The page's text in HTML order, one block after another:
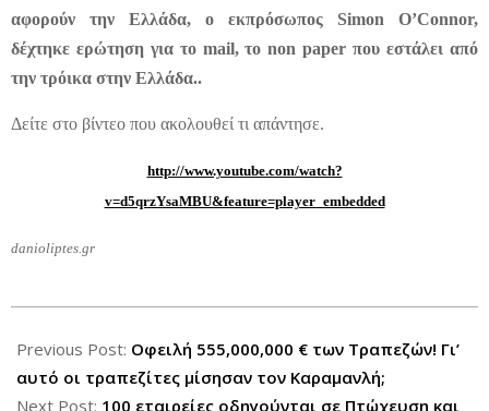
αφορούν την Ελλάδα, ο εκπρόσωπος Simon O’Connor,
δέχτηκε ερώτηση για το mail, το non paper που εστάλει από
την τρόικα στην Ελλάδα..
Δείτε στο βίντεο που ακολουθεί τι απάντησε.
http://www.youtube.com/watch?
v=d5qrzYsaMBU&feature=player_embedded
danioliptes.gr
09-
06
Previous Post: Οφειλή 555,000,000 € των Τραπεζών! Γι’
αυτό οι τραπεζίτες μίσησαν τον Καραμανλή;
Next Post: 100 εταιρείες οδηγούνται σε Πτώχευση και